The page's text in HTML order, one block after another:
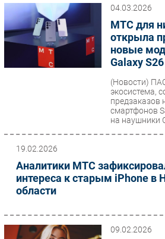
CIO/Управление ИТ
Гаджеты
Здоровье
Интервью
Мероприятия
Проекты
IT класс
Каталог компаний
04.03.2026
МТС для
открыла
новые
Galaxy S26
(Новости)
экосистема,
предзаказов
смартфонов
на наушники
19.02.2026
Аналитики МТС
интереса к старым iPhone в
области
09.02.2026